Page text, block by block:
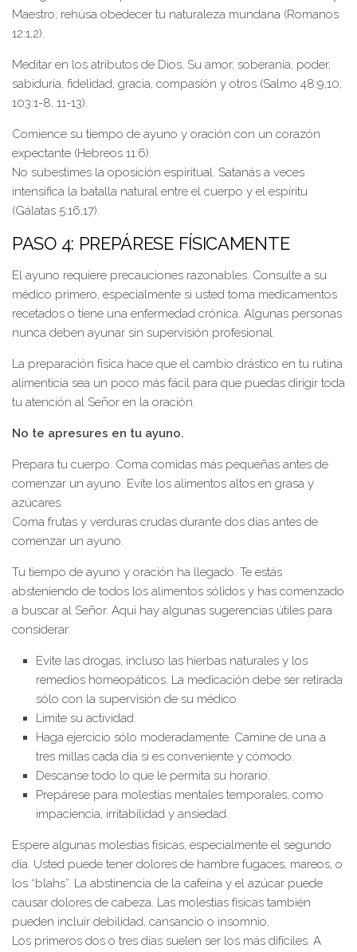
Maestro; rehúsa obedecer tu naturaleza mundana (Romanos
12:1,2).
Meditar en los atributos de Dios, Su amor, soberanía, poder,
sabiduría, fidelidad, gracia, compasión y otros (Salmo 48:9,10;
103:1-8, 11-13).
Comience su tiempo de ayuno y oración con un corazón
expectante (Hebreos 11:6).
No subestimes la oposición espiritual. Satanás a veces
intensifica la batalla natural entre el cuerpo y el espíritu
(Gálatas 5:16,17).
PASO 4: PREPÁRESE FÍSICAMENTE
El ayuno requiere precauciones razonables. Consulte a su
médico primero, especialmente si usted toma medicamentos
recetados o tiene una enfermedad crónica. Algunas personas
nunca deben ayunar sin supervisión profesional.
La preparación física hace que el cambio drástico en tu rutina
alimenticia sea un poco más fácil para que puedas dirigir toda
tu atención al Señor en la oración.
No te apresures en tu ayuno.
Prepara tu cuerpo. Coma comidas más pequeñas antes de
comenzar un ayuno. Evite los alimentos altos en grasa y
azúcares.
Coma frutas y verduras crudas durante dos días antes de
comenzar un ayuno.
Tu tiempo de ayuno y oración ha llegado. Te estás
absteniendo de todos los alimentos sólidos y has comenzado
a buscar al Señor. Aquí hay algunas sugerencias útiles para
considerar:
Evite las drogas, incluso las hierbas naturales y los
remedios homeopáticos. La medicación debe ser retirada
sólo con la supervisión de su médico.
Limite su actividad.
Haga ejercicio sólo moderadamente. Camine de una a
tres millas cada día si es conveniente y cómodo.
Descanse todo lo que le permita su horario.
Prepárese para molestias mentales temporales, como
impaciencia, irritabilidad y ansiedad.
Espere algunas molestias físicas, especialmente el segundo
día. Usted puede tener dolores de hambre fugaces, mareos, o
los “blahs”. La abstinencia de la cafeína y el azúcar puede
causar dolores de cabeza. Las molestias físicas también
pueden incluir debilidad, cansancio o insomnio.
Los primeros dos o tres días suelen ser los más difíciles. A